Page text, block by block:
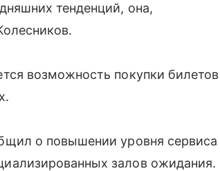
тенденций, она,
возможность покупки билетов
о повышении уровня сервиса
залов ожидания.